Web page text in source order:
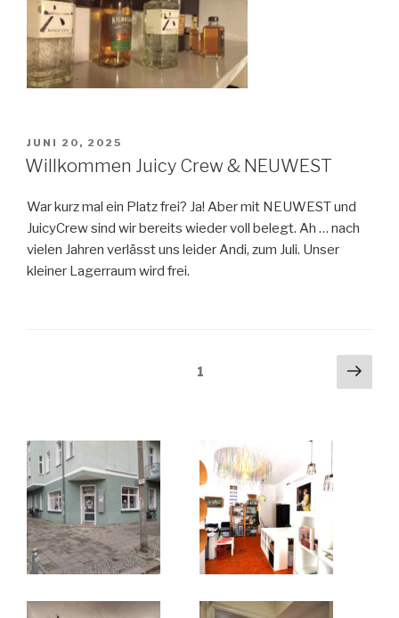
VERÖFFENTLICHT
AM
JUNI 20, 2025
Willkommen Juicy Crew & NEUWEST
War kurz mal ein Platz frei? Ja! Aber mit NEUWEST und
JuicyCrew sind wir bereits wieder voll belegt. Ah … nach
vielen Jahren verlässt uns leider Andi, zum Juli. Unser
kleiner Lagerraum wird frei.
Seitennummerierung1